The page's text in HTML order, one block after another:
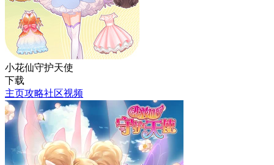
小花仙守护天使
下载
主页攻略社区视频